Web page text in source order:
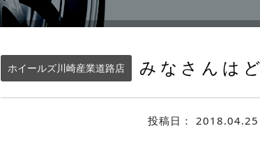
ホイールズ川崎産業道路店 みなさんは
投稿日： 2018.04.25